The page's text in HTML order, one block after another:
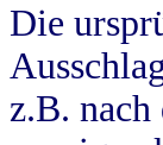
Die
z.B.